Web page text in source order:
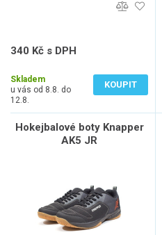
340 Kč s DPH
Skladem
u vás od 8.8. do
12.8.
KOUPIT
Hokejbalové boty Knapper
AK5 JR